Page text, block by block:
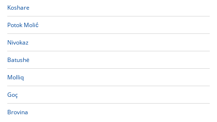
Koshare
Potok Molić
Nivokaz
Batushë
Molliq
Goç
Brovina